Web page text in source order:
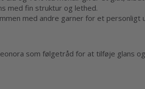
med fin struktur og lethed.
med andre garner for et personligt
som følgetråd for at tilføje glans